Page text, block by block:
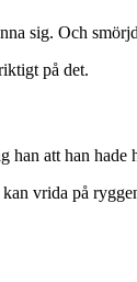
sig. Och
på det.
han att han hade
vrida på